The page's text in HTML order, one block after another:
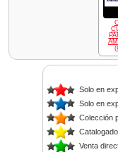
Solo en
Solo en
Colección
Venta